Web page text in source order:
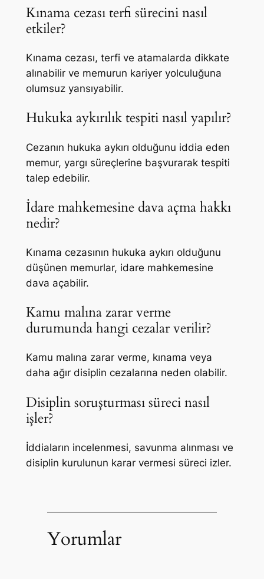
Kınama cezası terfi sürecini nasıl
etkiler?
Kınama cezası, terfi ve atamalarda dikkate
alınabilir ve memurun kariyer yolculuğuna
olumsuz yansıyabilir.
Hukuka aykırılık tespiti nasıl yapılır?
Cezanın hukuka aykırı olduğunu iddia eden
memur, yargı süreçlerine başvurarak tespiti
talep edebilir.
İdare mahkemesine dava açma hakkı
nedir?
Kınama cezasının hukuka aykırı olduğunu
düşünen memurlar, idare mahkemesine
dava açabilir.
Kamu malına zarar verme
durumunda hangi cezalar verilir?
Kamu malına zarar verme, kınama veya
daha ağır disiplin cezalarına neden olabilir.
Disiplin soruşturması süreci nasıl
işler?
İddiaların incelenmesi, savunma alınması ve
disiplin kurulunun karar vermesi süreci izler.
Yorumlar